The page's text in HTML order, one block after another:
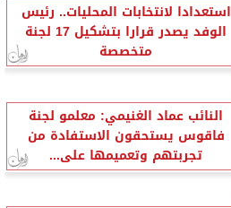
استعدادا لانتخابات المحليات.. رئيس
الوفد يصدر قرارا بتشكيل 17 لجنة
متخصصة
النائب عماد الغنيمي: معلمو لجنة
فاقوس يستحقون الاستفادة من
تجربتهم وتعميمها على...